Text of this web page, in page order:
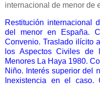
internacional de menor de
Restitución internacional
del menor en España.
Convenio. Traslado ilícito
los Aspectos Civiles de
Menores La Haya 1980.
Niño. Interés superior del
Inexistencia en el caso.